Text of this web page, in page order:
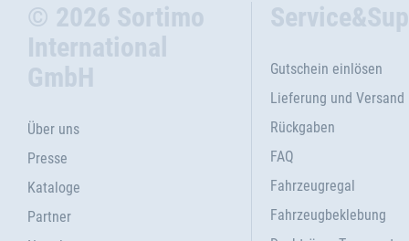
© 2026 Sortimo
International
GmbH
Über uns
Presse
Kataloge
Partner
Gutschein einlösen
Lieferung und Versand
Rückgaben
FAQ
Fahrzeugregal
Fahrzeugbeklebung